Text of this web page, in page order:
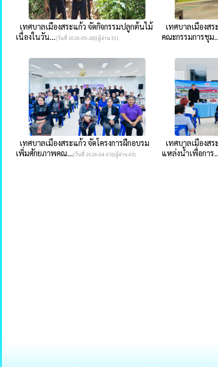
เทศบาลเมืองสระแก้ว จัดกิจกรรมปลูกต้นไม้
เนื่องในวัน...[วันที่ 2026-05-28][ผู้อ่าน 31]
เทศบาลเมืองส
คณะกรรมการชุม
เทศบาลเมืองสระแก้ว จัดโครงการฝึกอบรม
เพิ่มศักยภาพคณ...[วันที่ 2026-04-03][ผู้อ่าน 45]
เทศบาลเมืองส
แหล่งน้ำเพื่อการ